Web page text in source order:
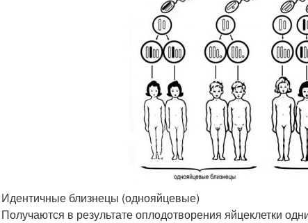
Идентичные близнецы (однояйцевые)
Получаются в результате оплодотворения яйцеклетки